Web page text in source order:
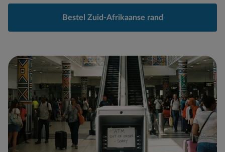
Bestel Zuid-Afrikaanse rand